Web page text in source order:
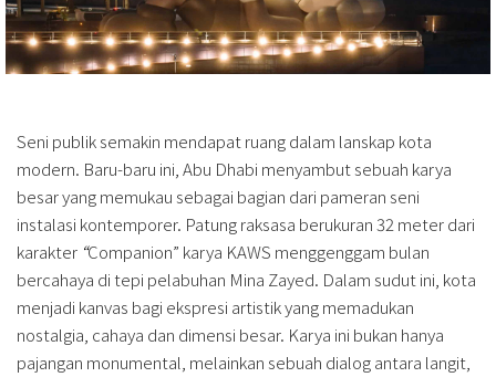
Seni publik semakin mendapat ruang dalam lanskap kota
modern. Baru-baru ini, Abu Dhabi menyambut sebuah karya
besar yang memukau sebagai bagian dari pameran seni
instalasi kontemporer. Patung raksasa berukuran 32 meter dari
karakter “Companion” karya KAWS menggenggam bulan
bercahaya di tepi pelabuhan Mina Zayed. Dalam sudut ini, kota
menjadi kanvas bagi ekspresi artistik yang memadukan
nostalgia, cahaya dan dimensi besar. Karya ini bukan hanya
pajangan monumental, melainkan sebuah dialog antara langit,